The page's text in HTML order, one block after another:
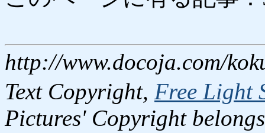
http://www.docoja.com/
Text Copyright, Free Light
Pictures' Copyright